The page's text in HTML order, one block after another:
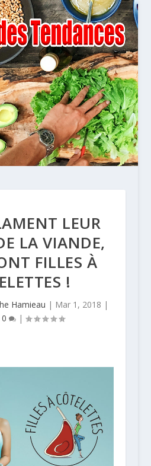
LEUR
LA VIANDE,
FILLES À
!
Hamieau | Mar 1, 2018 |
0 |